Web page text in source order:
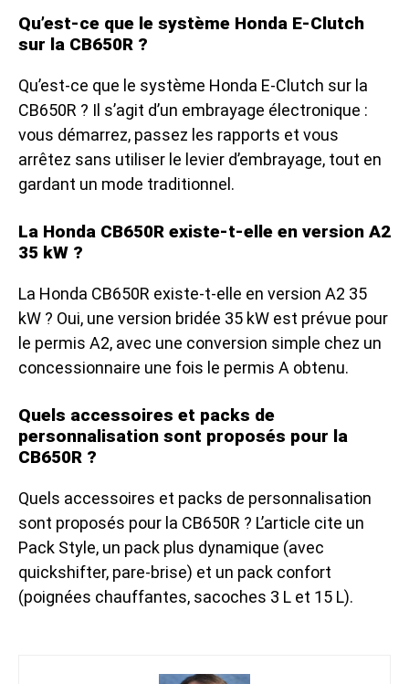
Qu’est-ce que le système Honda E-Clutch
sur la CB650R ?
Qu’est-ce que le système Honda E-Clutch sur la
CB650R ? Il s’agit d’un embrayage électronique :
vous démarrez, passez les rapports et vous
arrêtez sans utiliser le levier d’embrayage, tout en
gardant un mode traditionnel.
La Honda CB650R existe-t-elle en version A2
35 kW ?
La Honda CB650R existe-t-elle en version A2 35
kW ? Oui, une version bridée 35 kW est prévue pour
le permis A2, avec une conversion simple chez un
concessionnaire une fois le permis A obtenu.
Quels accessoires et packs de
personnalisation sont proposés pour la
CB650R ?
Quels accessoires et packs de personnalisation
sont proposés pour la CB650R ? L’article cite un
Pack Style, un pack plus dynamique (avec
quickshifter, pare-brise) et un pack confort
(poignées chauffantes, sacoches 3 L et 15 L).